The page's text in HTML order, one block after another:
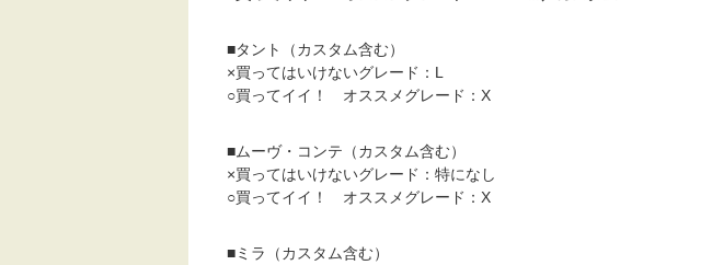
■タント（カスタム含む）
×買ってはいけないグレード：L
○買ってイイ！ オススメグレード：X
■ムーヴ・コンテ（カスタム含む）
×買ってはいけないグレード：特になし
○買ってイイ！ オススメグレード：X
■ミラ（カスタム含む）